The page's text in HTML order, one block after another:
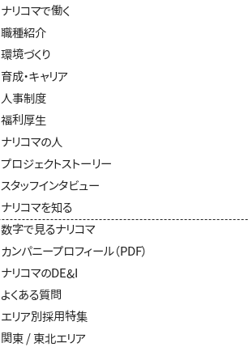
ナリコマで働く
職種紹介
環境づくり
育成・キャリア
人事制度
福利厚生
ナリコマの人
プロジェクトストーリー
スタッフインタビュー
ナリコマを知る
数字で見るナリコマ
カンパニープロフィール（PDF）
ナリコマのDE&I
よくある質問
エリア別採用特集
関東 / 東北エリア